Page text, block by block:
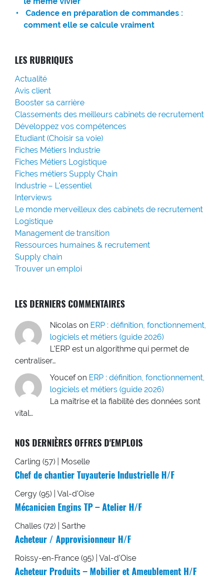
Cadence en préparation de commandes :
comment elle se calcule vraiment
LES RUBRIQUES
Actualité
Avis client
Booster sa carrière
Classements des meilleurs cabinets de recrutement
Développez vos compétences
Etudiant (Choisir sa voie)
Fiches Métiers Industrie
Fiches Métiers Logistique
Fiches métiers Supply Chain
Industrie – L'essentiel
Interviews
Le monde merveilleux des cabinets de recrutement
Logistique
Management de transition
Ressources humaines & recrutement
Supply chain
Trouver un emploi
LES DERNIERS COMMENTAIRES
Nicolas on ERP : définition, fonctionnement,
logiciels et métiers (guide 2026)
L'ERP est un algorithme qui permet de
centraliser…
Youcef on ERP : définition, fonctionnement,
logiciels et métiers (guide 2026)
La maîtrise et la fiabilité des données sont
vital…
NOS DERNIÈRES OFFRES D'EMPLOIS
Carling (57) | Moselle
Chef de chantier Tuyauterie Industrielle H/F
Cergy (95) | Val-d'Oise
Mécanicien Engins TP – Atelier H/F
Challes (72) | Sarthe
Acheteur / Approvisionneur H/F
Roissy-en-France (95) | Val-d'Oise
Acheteur Produits – Mobilier et Ameublement H/F